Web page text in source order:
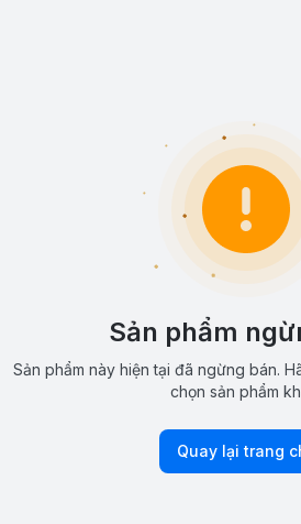
Sản phẩm
Sản phẩm này hiện tại đã ngừng bán.
chọn sản phẩm
Quay lại trang